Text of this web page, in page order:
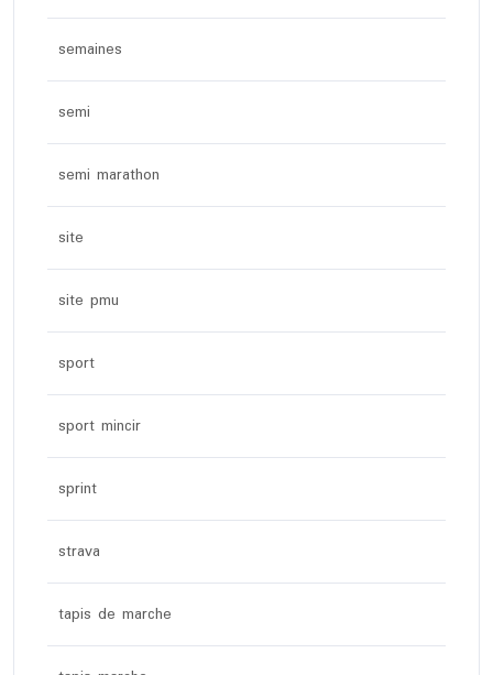
semaines
semi
semi marathon
site
site pmu
sport
sport mincir
sprint
strava
tapis de marche